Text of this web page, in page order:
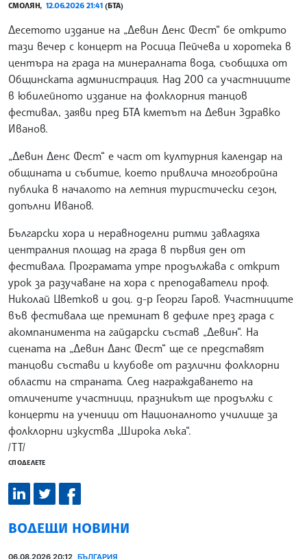
СМОЛЯН, 12.06.2026 21:41 (БТА)
Десетото издание на „Девин Денс Фест“ бе открито
тази вечер с концерт на Росица Пейчева и хоротека в
центъра на града на минералната вода, съобщиха от
Общинската администрация. Над 200 са участниците
в юбилейното издание на фолклорния танцов
фестивал, заяви пред БТА кметът на Девин Здравко
Иванов.
„Девин Денс Фест“ е част от културния календар на
общината и събитие, което привлича многобройна
публика в началото на летния туристически сезон,
допълни Иванов.
Български хора и неравноделни ритми завладяха
централния площад на града в първия ден от
фестивала. Програмата утре продължава с открит
урок за разучаване на хора с преподаватели проф.
Николай Цветков и доц. д-р Георги Гаров. Участниците
във фестивала ще преминат в дефиле през града с
акомпанимента на гайдарски състав „Девин“. На
сцената на „Девин Данс Фест“ ще се представят
танцови състави и клубове от различни фолклорни
области на страната. След награждаването на
отличените участници, празникът ще продължи с
концерти на ученици от Националното училище за
фолклорни изкуства „Широка лъка“.
/ТТ/
СПОДЕЛЕТЕ
ВОДЕЩИ НОВИНИ
06.08.2026 20:12 БЪЛГАРИЯ